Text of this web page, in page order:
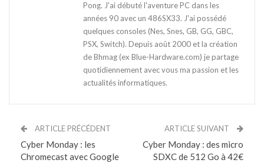
Pong. J'ai débuté l'aventure PC dans les
années 90 avec un 486SX33. J'ai possédé
quelques consoles (Nes, Snes, GB, GG, GBC,
PSX, Switch). Depuis août 2000 et la création
de Bhmag (ex Blue-Hardware.com) je partage
quotidiennement avec vous ma passion et les
actualités informatiques.
ARTICLE PRÉCÉDENT
Cyber Monday : les
Chromecast avec Google
ARTICLE SUIVANT
Cyber Monday : des micro
SDXC de 512 Go à 42€